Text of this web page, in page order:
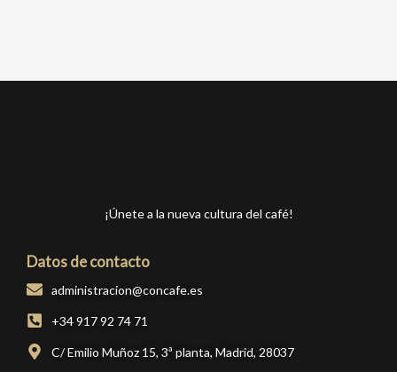
¡Únete a la nueva cultura del café!
Datos de contacto
administracion@concafe.es
+34 917 92 74 71
C/ Emilio Muñoz 15, 3ª planta, Madrid, 28037